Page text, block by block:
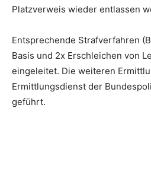
Platzverweis wieder entlassen
Entsprechende Strafverfahren
Basis und 2x Erschleichen von
eingeleitet. Die weiteren
Ermittlungsdienst der
geführt.